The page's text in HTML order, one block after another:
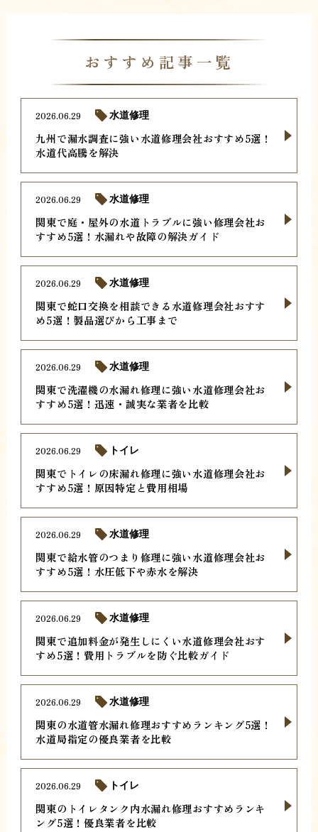
おすすめ記事一覧
九州で漏水調査に強い水道修理会社おすすめ5選！
水道代高騰を解決
2026.06.29 水道修理
関東で庭・屋外の水道トラブルに強い修理会社お
すすめ5選！水漏れや故障の解決ガイド
2026.06.29 水道修理
関東で蛇口交換を相談できる水道修理会社おすす
め5選！製品選びから工事まで
2026.06.29 水道修理
関東で洗濯機の水漏れ修理に強い水道修理会社お
すすめ5選！迅速・誠実な業者を比較
2026.06.29 水道修理
関東でトイレの床漏れ修理に強い水道修理会社お
すすめ5選！原因特定と費用相場
2026.06.29 トイレ
関東で給水管のつまり修理に強い水道修理会社お
すすめ5選！水圧低下や赤水を解決
2026.06.29 水道修理
関東で追加料金が発生しにくい水道修理会社おす
すめ5選！費用トラブルを防ぐ比較ガイド
2026.06.29 水道修理
関東の水道管水漏れ修理おすすめランキング5選！
水道局指定の優良業者を比較
2026.06.29 水道修理
関東のトイレタンク内水漏れ修理おすすめランキ
ング5選！優良業者を比較
2026.06.29 トイレ